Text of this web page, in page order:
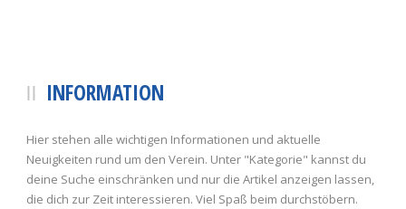
INFORMATION
Hier stehen alle wichtigen Informationen und aktuelle
Neuigkeiten rund um den Verein. Unter "Kategorie" kannst du
deine Suche einschränken und nur die Artikel anzeigen lassen,
die dich zur Zeit interessieren. Viel Spaß beim durchstöbern.